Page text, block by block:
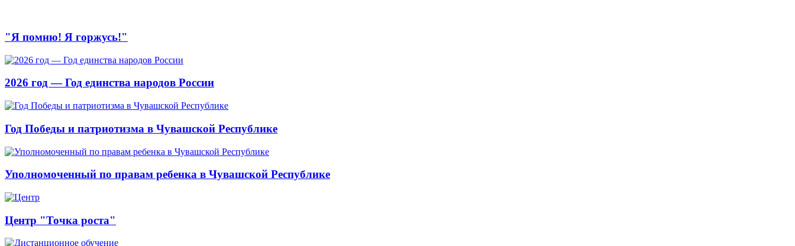
"Я помню! Я горжусь!"
2026 год — Год единства народов России
Год Победы и патриотизма в Чувашской Республике
Уполномоченный по правам ребенка в Чувашской Республике
Центр "Точка роста"